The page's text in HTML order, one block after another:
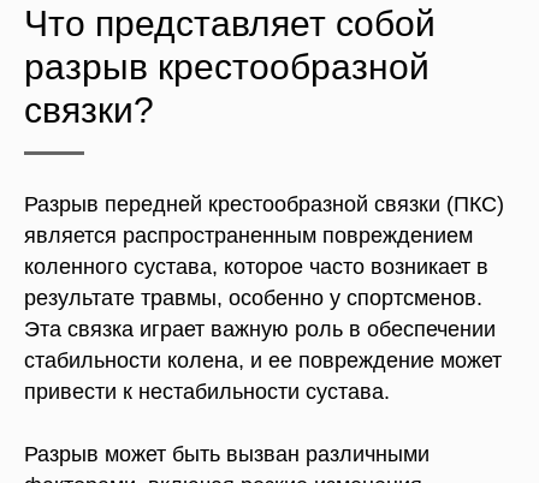
Что представляет собой
разрыв крестообразной
связки?
Разрыв передней крестообразной связки (ПКС)
является распространенным повреждением
коленного сустава, которое часто возникает в
результате травмы, особенно у спортсменов.
Эта связка играет важную роль в обеспечении
стабильности колена, и ее повреждение может
привести к нестабильности сустава.
Разрыв может быть вызван различными